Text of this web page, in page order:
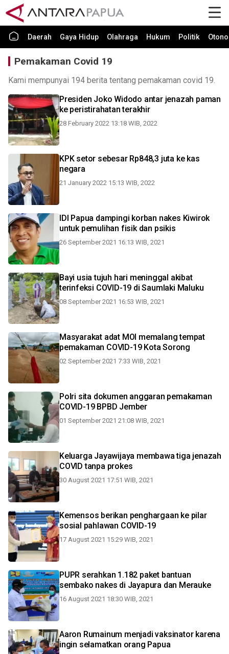
Daerah Gaya Hidup Olahraga Hukum Politik
Pemakaman Covid 19
Kami mempunyai 194 berita tentang pemakaman covid 19.
Presiden Joko Widodo antar jenazah paman
ke peristirahatan terakhir
28 February 2022 13:18 WIB, 2022
KPK setor sebesar Rp848,3 juta ke kas
negara
21 January 2022 15:13 WIB, 2022
IDI Papua dampingi korban nakes Kiwirok
untuk pemulihan fisik dan psikis
26 September 2021 16:13 WIB, 2021
Bayi usia tujuh hari meninggal akibat
terinfeksi COVID-19 di Saumlaki Maluku
08 September 2021 16:53 WIB, 2021
Masyarakat adat MOI memalang tempat
pemakaman COVID-19 Kota Sorong
02 September 2021 7:33 WIB, 2021
Polri sita dokumen anggaran pemakaman
COVID-19 BPBD Jember
01 September 2021 21:08 WIB, 2021
Keluarga Jayawijaya membawa tiga jenazah
COVID tanpa prokes
30 August 2021 17:51 WIB, 2021
Kemensos berikan penghargaan ke pilar
sosial pahlawan COVID-19
17 August 2021 15:29 WIB, 2021
PUPR serahkan 1.182 paket bantuan
sembako nakes di Jayapura dan Merauke
16 August 2021 18:30 WIB, 2021
Aaron Rumainum menjadi vaksinator karena
ingin selamatkan orang Papua